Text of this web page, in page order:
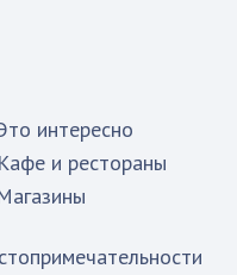
интересно
Кафе и рестораны